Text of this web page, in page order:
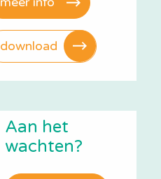
download
Aan het
wachten?